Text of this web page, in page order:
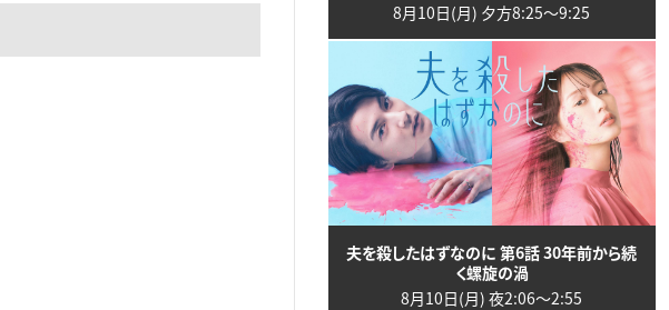
8月10日(月) 夕方8:25〜9:25
夫を殺したはずなのに 第6話 30年前から続
く螺旋の渦
8月10日(月) 夜2:06〜2:55